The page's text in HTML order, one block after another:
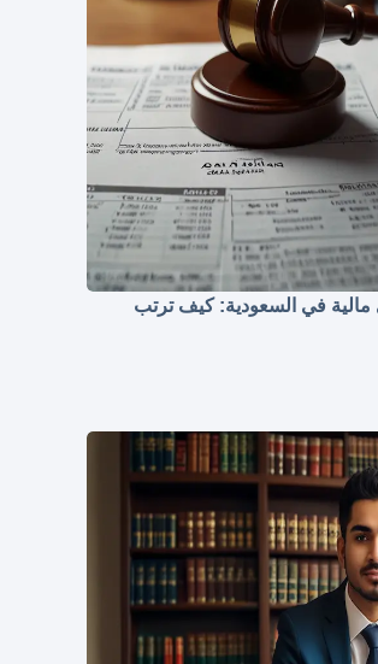
مالية في السعودية: كيف ترتب